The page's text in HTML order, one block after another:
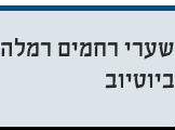
שערי רחמים רמלה
ביוטיוב